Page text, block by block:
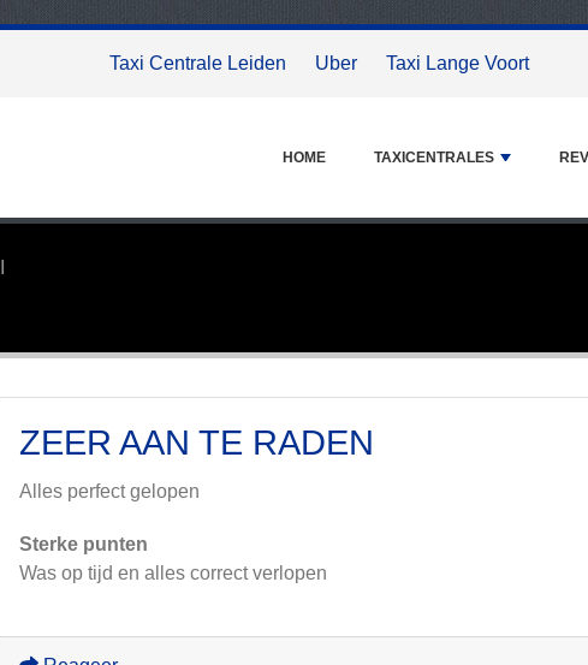
Taxi Centrale Leiden Uber Taxi Lange Voort
HOME TAXICENTRALES
ZEER AAN TE RADEN
Alles perfect gelopen
Sterke punten
Was op tijd en alles correct verlopen